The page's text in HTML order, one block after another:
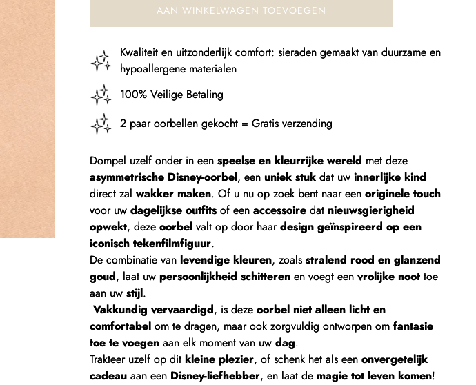
AAN WINKELWAGEN TOEVOEGEN
Kwaliteit en uitzonderlijk comfort: sieraden gemaakt van duurzame en
hypoallergene materialen
100% Veilige Betaling
2 paar oorbellen gekocht = Gratis verzending
Dompel uzelf onder in eenspeelse en kleurrijke wereld met deze
asymmetrische Disney-oorbel, eenuniek stuk dat uwinnerlijke kind
direct zalwakker maken. Of u nu op zoek bent naar eenoriginele touch
voor uwdagelijkse outfits of eenaccessoire datnieuwsgierigheid
opwekt, dezeoorbel valt op door haardesign geïnspireerd op een
iconisch tekenfilmfiguur.
De combinatie vanlevendige kleuren, zoalsstralend rood en glanzend
goud, laat uwpersoonlijkheid schitteren en voegt eenvrolijke noot toe
aan uwstijl.
Vakkundig vervaardigd, is dezeoorbel niet alleen licht en
comfortabel om te dragen, maar ook zorgvuldig ontworpen omfantasie
toe te voegen aan elk moment van uwdag.
Trakteer uzelf op ditkleine plezier, of schenk het als eenonvergetelijk
cadeau aan een Disney-liefhebber, en laat demagie tot leven komen!